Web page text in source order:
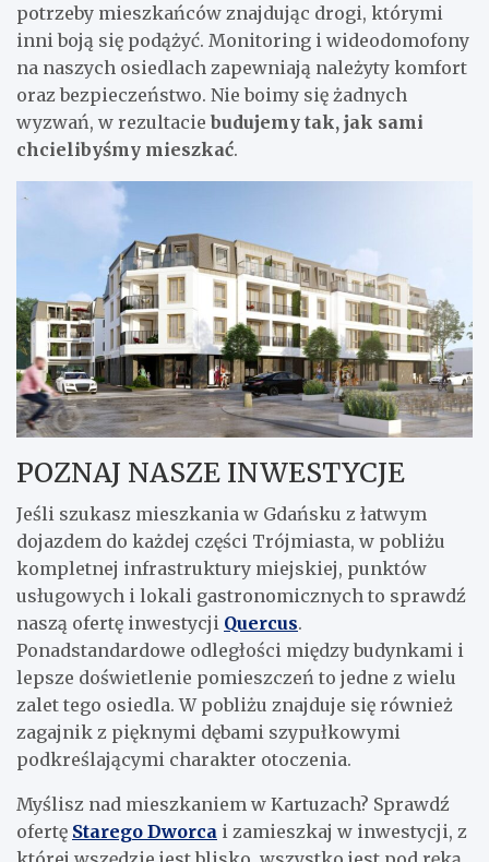
potrzeby mieszkańców znajdując drogi, którymi
inni boją się podążyć. Monitoring i wideodomofony
na naszych osiedlach zapewniają należyty komfort
oraz bezpieczeństwo. Nie boimy się żadnych
wyzwań, w rezultacie budujemy tak, jak sami
chcielibyśmy mieszkać.
POZNAJ NASZE INWESTYCJE
Jeśli szukasz mieszkania w Gdańsku z łatwym
dojazdem do każdej części Trójmiasta, w pobliżu
kompletnej infrastruktury miejskiej, punktów
usługowych i lokali gastronomicznych to sprawdź
naszą ofertę inwestycji Quercus.
Ponadstandardowe odległości między budynkami i
lepsze doświetlenie pomieszczeń to jedne z wielu
zalet tego osiedla. W pobliżu znajduje się również
zagajnik z pięknymi dębami szypułkowymi
podkreślającymi charakter otoczenia.
Myślisz nad mieszkaniem w Kartuzach? Sprawdź
ofertę Starego Dworca i zamieszkaj w inwestycji, z